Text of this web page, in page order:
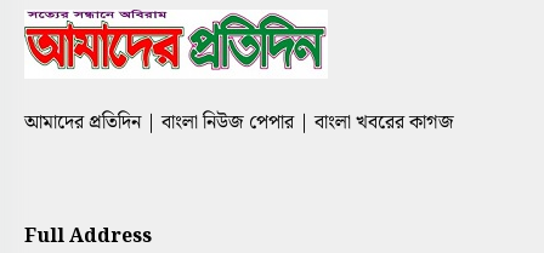
আমাদের প্রতিদিন | বাংলা নিউজ পেপার | বাংলা খবরের কাগজ
Full Address